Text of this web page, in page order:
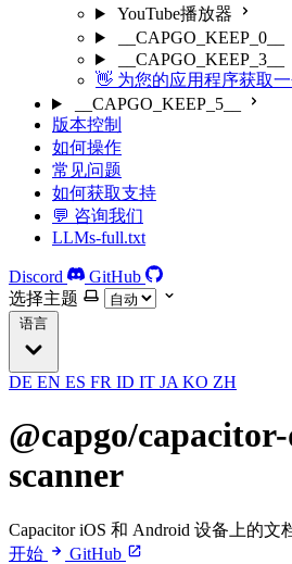
YouTube播放器
__CAPGO_KEEP_0__
__CAPGO_KEEP_3__
👋 为您的应用程序获取
__CAPGO_KEEP_5__
版本控制
如何操作
常见问题
如何获取支持
💬 咨询我们
LLMs-full.txt
Discord
GitHub
选择主题
语言
DE EN ES FR ID IT JA KO ZH
@capgo/
scanner
Capacitor iOS 和 Android 设备上的文
开始
GitHub